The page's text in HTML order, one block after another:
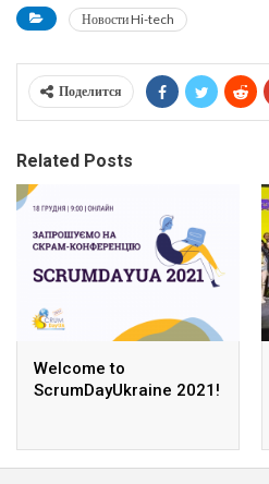
Новости Hi-tech
Поделится
Related Posts
Welcome to
ScrumDayUkraine 2021!